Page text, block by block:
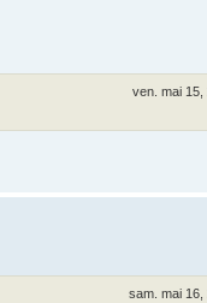
ven. mai 15,
sam. mai 16,